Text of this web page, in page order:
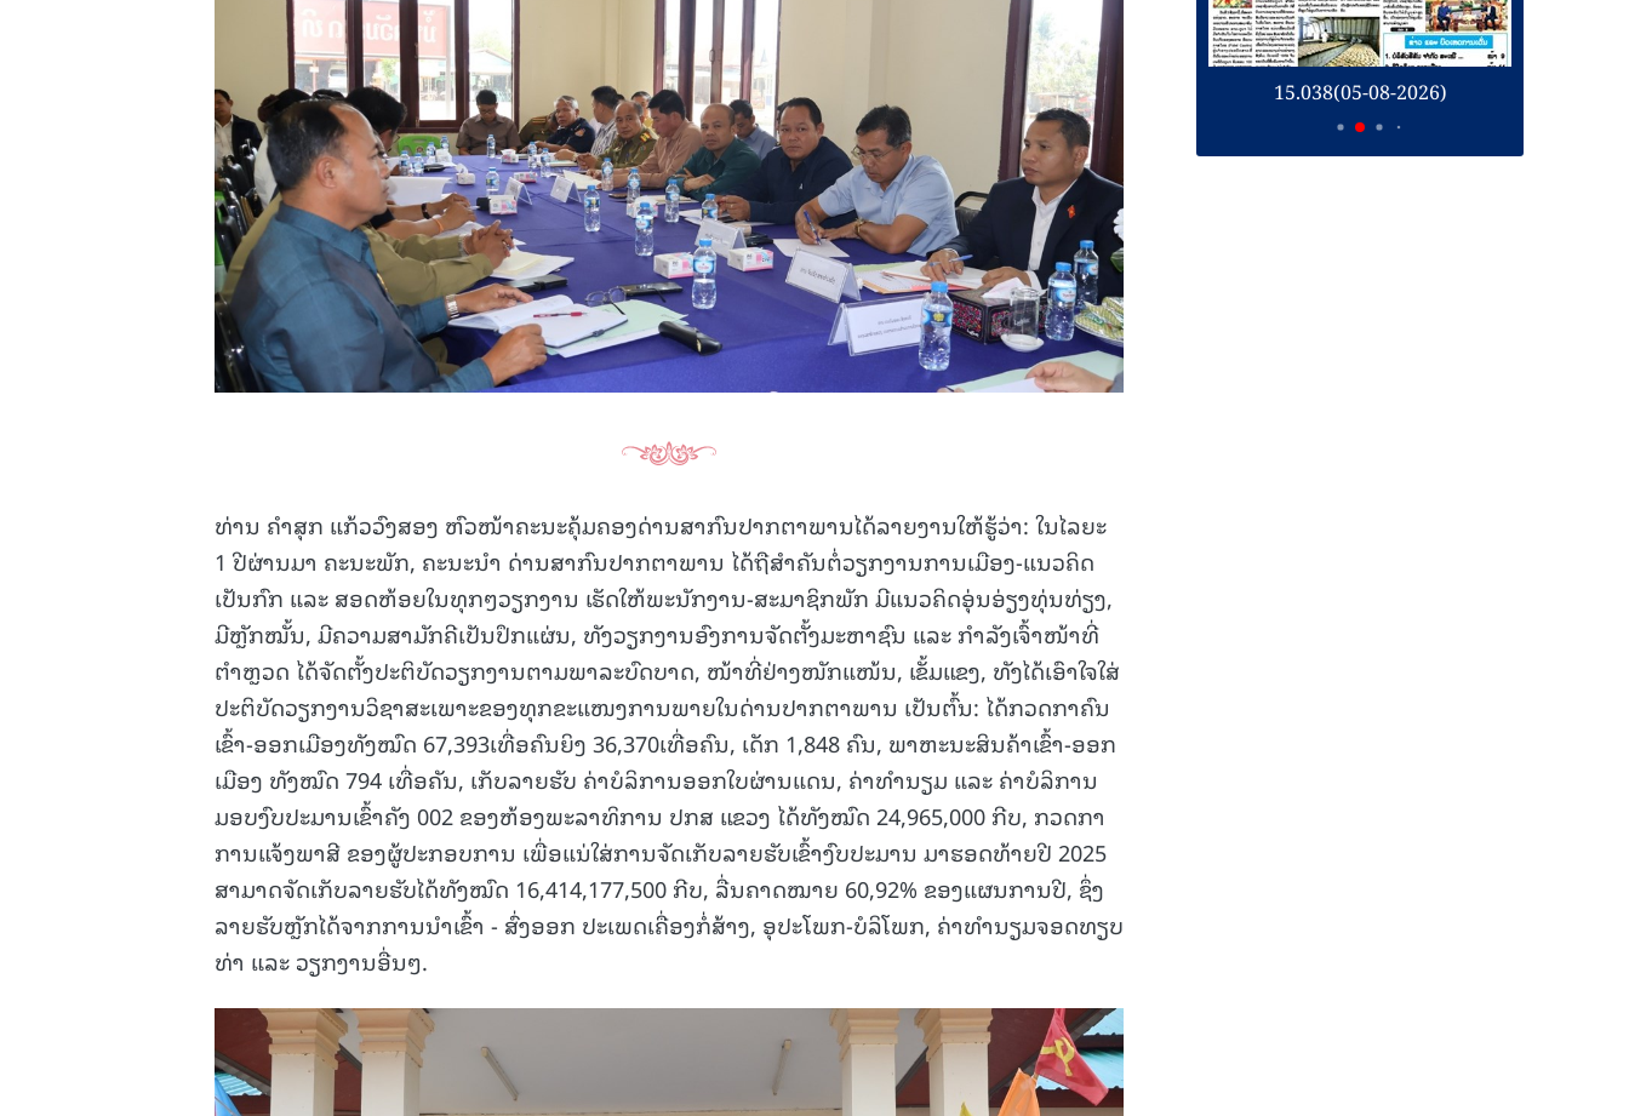
ທ່ານ ຄໍາສຸກ ແກ້ວວົງສອງ ຫົວໜ້າຄະນະຄຸ້ມຄອງດ່ານສາກົນປາກຕາພານໄດ້ລາຍງານໃຫ້ຮູ້ວ່າ: ໃນໄລຍະ
1 ປີຜ່ານມາ ຄະນະພັກ, ຄະນະນໍາ ດ່ານສາກົນປາກຕາພານ ໄດ້ຖືສຳຄັນຕໍ່ວຽກງານການເມືອງ-ແນວຄິດ
ເປັນກົກ ແລະ ສອດຫ້ອຍໃນທຸກໆວຽກງານ ເຮັດໃຫ້ພະນັກງານ-ສະມາຊິກພັກ ມີແນວຄິດອຸ່ນອ່ຽງທຸ່ນທ່ຽງ,
ມີຫຼັກໝັ້ນ, ມີຄວາມສາມັກຄີເປັນປຶກແຜ່ນ, ທັງວຽກງານອົງການຈັດຕັ້ງມະຫາຊົນ ແລະ ກຳລັງເຈົ້າໜ້າທີ່
ຕຳຫຼວດ ໄດ້ຈັດຕັ້ງປະຕິບັດວຽກງານຕາມພາລະບົດບາດ, ໜ້າທີ່ຢ່າງໜັກແໜ້ນ, ເຂັ້ມແຂງ, ທັງໄດ້ເອົາໃຈໃສ່
ປະຕິບັດວຽກງານວິຊາສະເພາະຂອງທຸກຂະແໜງການພາຍໃນດ່ານປາກຕາພານ ເປັນຕົ້ນ: ໄດ້ກວດກາຄົນ
ເຂົ້າ-ອອກເມືອງທັງໝົດ 67,393ເທື່ອຄົນຍິງ 36,370ເທື່ອຄົນ, ເດັກ 1,848 ຄົນ, ພາຫະນະສິນຄ້າເຂົ້າ-ອອກ
ເມືອງ ທັງໝົດ 794 ເທື່ອຄັນ, ເກັບລາຍຮັບ ຄ່າບໍລິການອອກໃບຜ່ານແດນ, ຄ່າທໍານຽມ ແລະ ຄ່າບໍລິການ
ມອບງົບປະມານເຂົ້າຄັງ 002 ຂອງຫ້ອງພະລາທິການ ປກສ ແຂວງ ໄດ້ທັງໝົດ 24,965,000 ກີບ, ກວດກາ
ການແຈ້ງພາສີ ຂອງຜູ້ປະກອບການ ເພື່ອແນ່ໃສ່ການຈັດເກັບລາຍຮັບເຂົ້າງົບປະມານ ມາຮອດທ້າຍປີ 2025
ສາມາດຈັດເກັບລາຍຮັບໄດ້ທັງໝົດ 16,414,177,500 ກີບ, ລື່ນຄາດໝາຍ 60,92% ຂອງແຜນການປີ, ຊຶ່ງ
ລາຍຮັບຫຼັກໄດ້ຈາກການນຳເຂົ້າ - ສົ່ງອອກ ປະເພດເຄື່ອງກໍ່ສ້າງ, ອຸປະໂພກ-ບໍລິໂພກ, ຄ່າທຳນຽມຈອດທຽບ
ທ່າ ແລະ ວຽກງານອື່ນໆ.
15.039(06-08-2026) 15.038(05-08-2026)